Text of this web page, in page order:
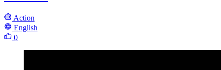
Action
English
0